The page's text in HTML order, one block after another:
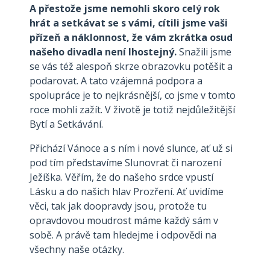
A přestože jsme nemohli skoro celý rok
hrát a setkávat se s vámi, cítili jsme vaši
přízeň a náklonnost, že vám zkrátka osud
našeho divadla není lhostejný.Snažili jsme
se vás též alespoň skrze obrazovku potěšit a
podarovat. A tato vzájemná podpora a
spolupráce je to nejkrásnější, co jsme v tomto
roce mohli zažít. V životě je totiž nejdůležitější
Bytí a Setkávání.
Přichází Vánoce a s ním i nové slunce, ať už si
pod tím představíme Slunovrat či narození
Ježíška. Věřím, že do našeho srdce vpustí
Lásku a do našich hlav Prozření. Ať uvidíme
věci, tak jak doopravdy jsou, protože tu
opravdovou moudrost máme každý sám v
sobě. A právě tam hledejme i odpovědi na
všechny naše otázky.